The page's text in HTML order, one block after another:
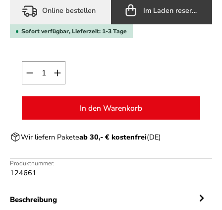
Online bestellen Im Laden reservieren
Sofort verfügbar, Lieferzeit: 1-3 Tage
Produkt Anzahl: Gib den gewünschten Wert
In den Warenkorb
Wir liefern Paketeab 30,- € kostenfrei(DE)
Produktnummer:
124661
Beschreibung